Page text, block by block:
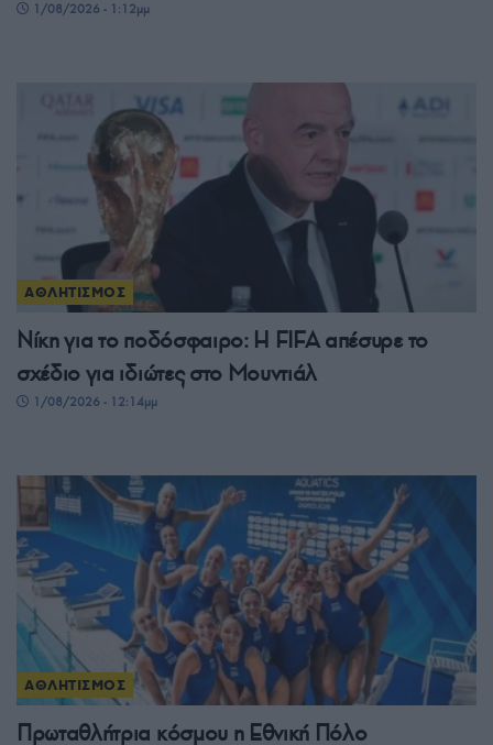
1/08/2026 - 1:12μμ
ΑΘΛΗΤΙΣΜΟΣ
Νίκη για το ποδόσφαιρο: Η FIFA απέσυρε το
σχέδιο για ιδιώτες στο Μουντιάλ
1/08/2026 - 12:14μμ
ΑΘΛΗΤΙΣΜΟΣ
Πρωταθλήτρια κόσμου η Εθνική Πόλο